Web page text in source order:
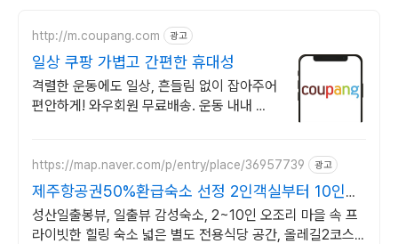
http://m.coupang.com 광고
일상 쿠팡 가볍고 간편한 휴대성
격렬한 운동에도 일상, 흔들림 없이 잡아주어
편안하게! 와우회원 무료배송. 운동 내내 산
https://map.naver.com/p/entry/place/36957739 광고
제주항공권50%환급숙소 선정 2인객실부터 10인객
실 구성
성산일출봉뷰, 일출뷰 감성숙소, 2~10인 오조리 마을 속 프
라이빗한 힐링 숙소 넓은 별도 전용식당 공간, 올레길2코스